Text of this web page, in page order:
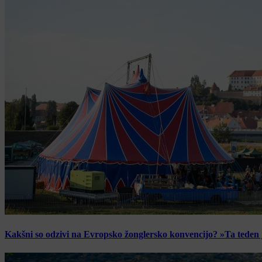
Kakšni so odzivi na Evropsko žonglersko konvencijo? »Ta